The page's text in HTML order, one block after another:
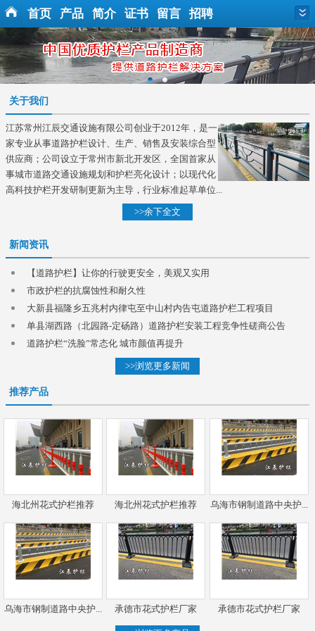
首页 产品 简介 证书 留言 招聘
关于我们
江苏常州江辰交通设施有限公司创业于2012年，是一
家专业从事道路护栏设计、生产、销售及安装综合型
供应商；公司设立于常州市新北开发区，全国首家从
事城市道路交通设施规划和护栏亮化设计；以现代化
高科技护栏开发研制更新为主导，行业标准起草单位...
>>余下全文
新闻资讯
【道路护栏】让你的行驶更安全，美观又实用
市政护栏的抗腐蚀性和耐久性
大新县福隆乡五兆村内律屯至中山村内告屯道路护栏工程项目
单县湖西路（北园路-定砀路）道路护栏安装工程竞争性磋商公告
道路护栏“洗脸”常态化 城市颜值再提升
>>浏览更多新闻
推荐产品
海北州花式护栏推荐 海北州花式护栏推荐 乌海市钢制道路中央护...
乌海市钢制道路中央护... 承德市花式护栏厂家 承德市花式护栏厂家